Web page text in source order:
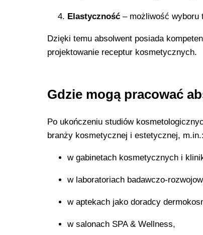
Elastyczność – możliwość wyboru
Dzięki temu absolwent posiada
projektowanie receptur kosmetycznych.
Gdzie mogą pracować
Po ukończeniu studiów
branży kosmetycznej i estetycznej, m.in.:
w gabinetach kosmetycznych i
w laboratoriach badawczo-
w aptekach jako doradcy
w salonach SPA & Wellness,